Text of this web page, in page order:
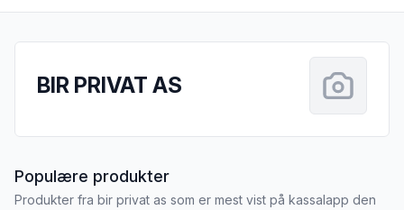
BIR PRIVAT AS
Populære produkterfra BIR PRIVAT AS
Produkter fra bir privat as som er mest vist på kassalapp den